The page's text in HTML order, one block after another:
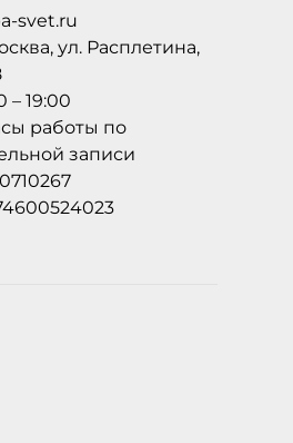
svet.ru
ул. Расплетина,
– 19:00
работы по
записи